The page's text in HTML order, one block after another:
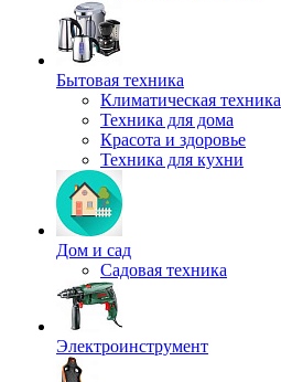
Бытовая техника
Климатическая техника
Техника для дома
Красота и здоровье
Техника для кухни
Дом и сад
Садовая техника
Электроинструмент